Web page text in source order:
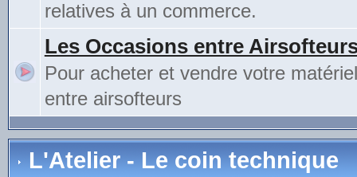
relatives à un commerce.
Les Occasions entre
Pour acheter et vendre votre
entre airsofteurs
L'Atelier - Le coin technique